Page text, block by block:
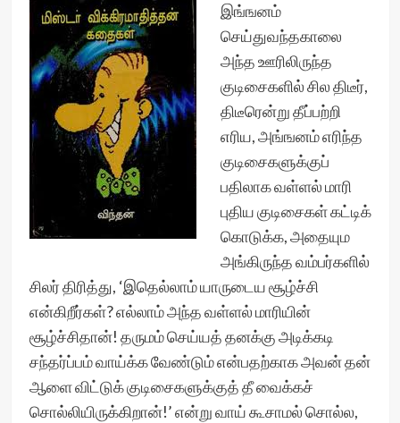
இங்ஙனம்
செய்துவந்தகாலை
அந்த ஊரிலிருந்த
குடிசைகளில் சில திடீர்,
திடீரென்று தீப்பற்றி
எரிய, அங்ஙனம் எரிந்த
குடிசைகளுக்குப்
பதிலாக வள்ளல் மாரி
புதிய குடிசைகள் கட்டிக்
கொடுக்க, அதையும
அங்கிருந்த வம்பர்களில்
சிலர் திரித்து, ‘இதெல்லாம் யாருடைய சூழ்ச்சி
என்கிறீர்கள்? எல்லாம் அந்த வள்ளல் மாரியின்
சூழ்ச்சிதான்! தருமம் செய்யத் தனக்கு அடிக்கடி
சந்தர்ப்பம் வாய்க்க வேண்டும் என்பதற்காக அவன் தன்
ஆளை விட்டுக் குடிசைகளுக்குத் தீ வைக்கச்
சொல்லியிருக்கிறான்!’ என்று வாய் கூசாமல் சொல்ல,